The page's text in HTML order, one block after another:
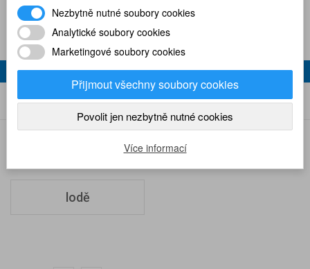
PLÁNKY MODELÁŘ
Home Plánky Plánky Modelář
lodě
Nezbytně nutné soubory cookies
Analytické soubory cookies
Marketingové soubory cookies
Přijmout všechny soubory cookies
Povolit jen nezbytně nutné cookies
Více informací